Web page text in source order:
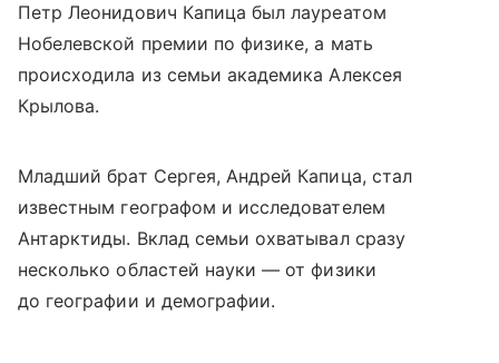
Петр Леонидович Капица был лауреатом
Нобелевской премии по физике, а мать
происходила из семьи академика Алексея
Крылова.
Младший брат Сергея, Андрей Капица, стал
известным географом и исследователем
Антарктиды. Вклад семьи охватывал сразу
несколько областей науки — от физики
до географии и демографии.